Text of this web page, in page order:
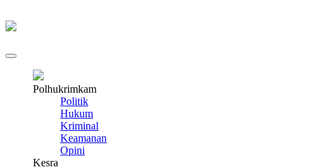
Polhukrimkam
Politik
Hukum
Kriminal
Keamanan
Opini
Kesra